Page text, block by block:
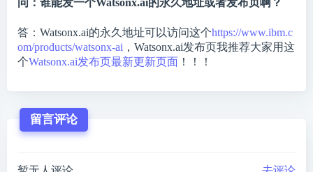
问：谁能发一个Watsonx.ai的永久地址或者发布页啊？
答：Watsonx.ai的永久地址可以访问这个https://www.ibm.c
om/products/watsonx-ai ，Watsonx.ai发布页我推荐大家用这
个Watsonx.ai发布页最新更新页面 ！！！
留言评论